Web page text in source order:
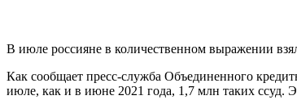
В июле россияне в количественном выражении
Как сообщает пресс-служба Объединенного
июле, как и в июне 2021 года, 1,7 млн таких ссуд.